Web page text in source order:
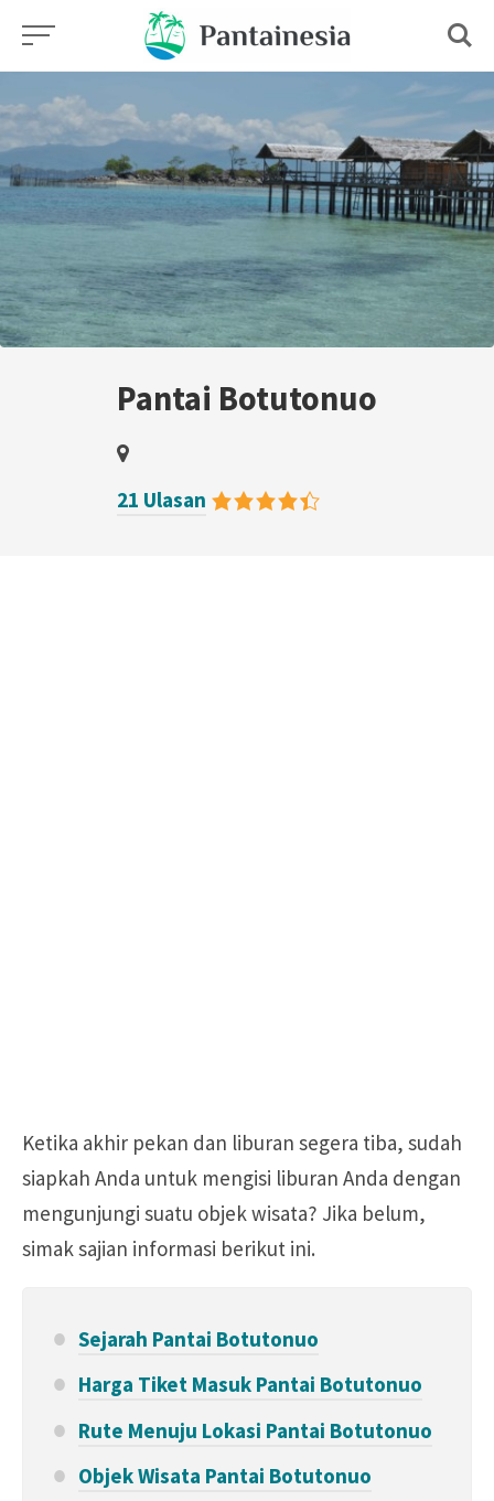
Skip
content
Pantai Botutonuo
21 Ulasan
Ketika akhir pekan dan liburan segera tiba, sudah
siapkah Anda untuk mengisi liburan Anda dengan
mengunjungi suatu objek wisata? Jika belum,
simak sajian informasi berikut ini.
Sejarah Pantai Botutonuo
Harga Tiket Masuk Pantai Botutonuo
Rute Menuju Lokasi Pantai Botutonuo
Objek Wisata Pantai Botutonuo